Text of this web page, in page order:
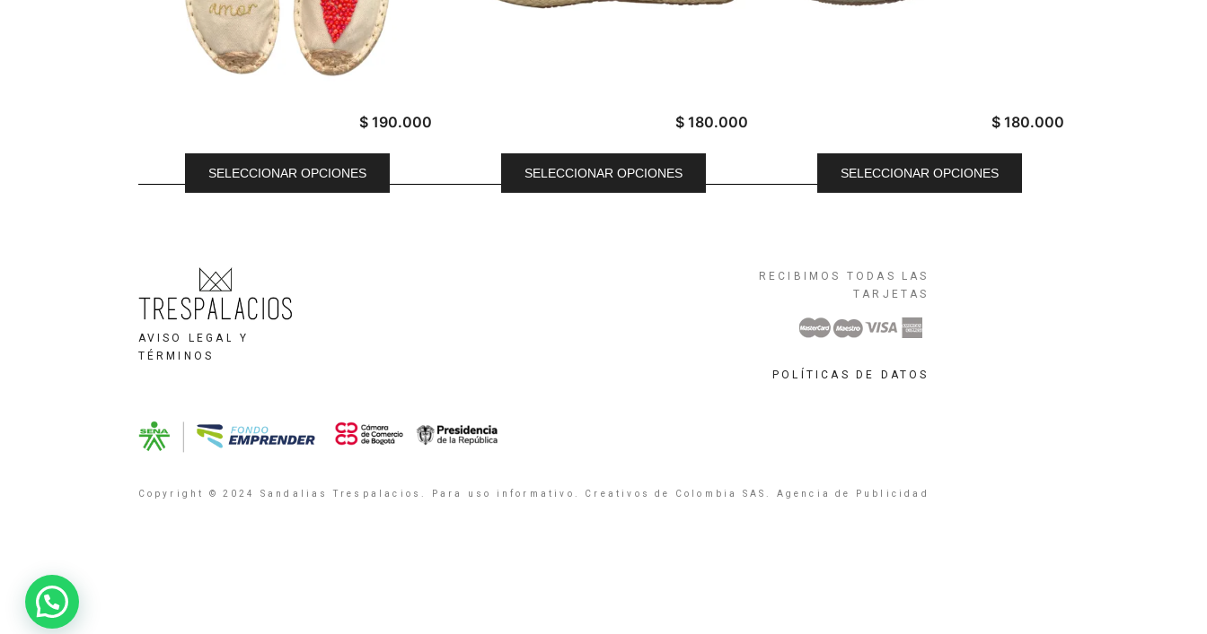
$190.000
SELECCIONAR OPCIONES
$ 180.000
SELECCIONAR OPCIONES
$ 180.000
SELECCIONAR OPCIONES
AVISO LEGAL Y
TÉRMINOS
RECIBIMOS TODAS LAS
TARJETAS
POLÍTICAS DE DATOS
Copyright © 2024 Sandalias Trespalacios. Para uso informativo. Creativos de Colombia SAS. Agencia de Publicidad